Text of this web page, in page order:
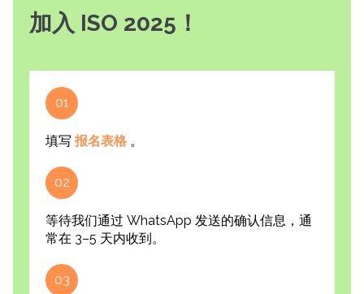
加入 ISO 2025！
01
填写 报名表格 。
02
等待我们通过 WhatsApp 发送的确认信息，通
常在 3–5 天内收到。
03